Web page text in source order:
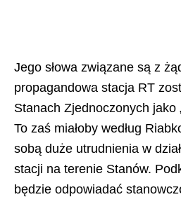
Jego słowa związane są z
propagandowa stacja RT
Stanach Zjednoczonych jako
To zaś miałoby według
sobą duże utrudnienia w
stacji na terenie Stanów.
będzie odpowiadać